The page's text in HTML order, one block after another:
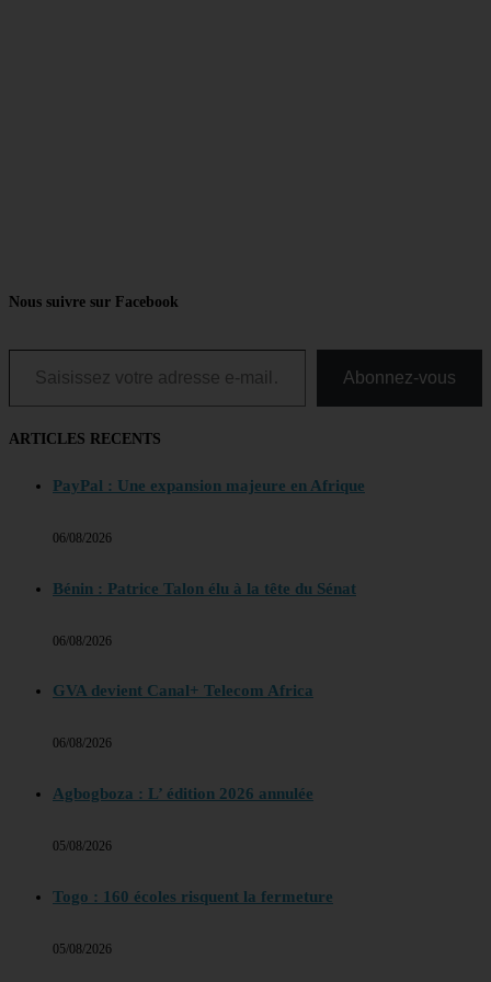
Nous suivre sur Facebook
Saisissez votre adresse e-mail…
Abonnez-vous
ARTICLES RECENTS
PayPal : Une expansion majeure en Afrique
06/08/2026
Bénin : Patrice Talon élu à la tête du Sénat
06/08/2026
GVA devient Canal+ Telecom Africa
06/08/2026
Agbogboza : L’ édition 2026 annulée
05/08/2026
Togo : 160 écoles risquent la fermeture
05/08/2026